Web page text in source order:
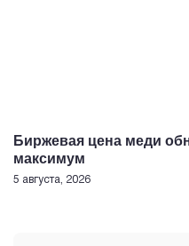
Биржевая цена меди
максимум
5 августа, 2026